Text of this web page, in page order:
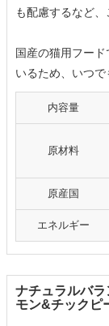
も配慮するなど、
国産の猫用フー
いるため、いつで
内容量
原材料
原産国
エネルギー
ナチュラルバ
モン&チックピ